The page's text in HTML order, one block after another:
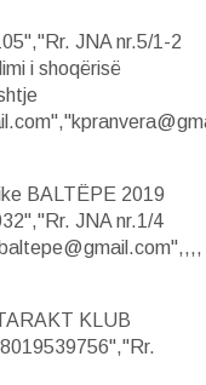
JNA nr.5/1-2
i shoqërisë
BALTËPE 2019
JNA nr.1/4
KLUB